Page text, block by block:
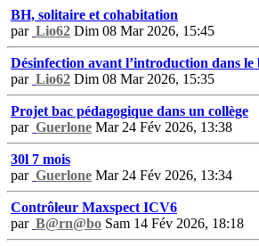
BH, solitaire et cohabitation
par Lio62 Dim 08 Mar 2026, 15:45
Désinfection avant l’introduction dans le
par Lio62 Dim 08 Mar 2026, 15:35
Projet bac pédagogique dans un collège
par Guerlone Mar 24 Fév 2026, 13:38
30l 7 mois
par Guerlone Mar 24 Fév 2026, 13:34
Contrôleur Maxspect ICV6
par B@rn@bo Sam 14 Fév 2026, 18:18